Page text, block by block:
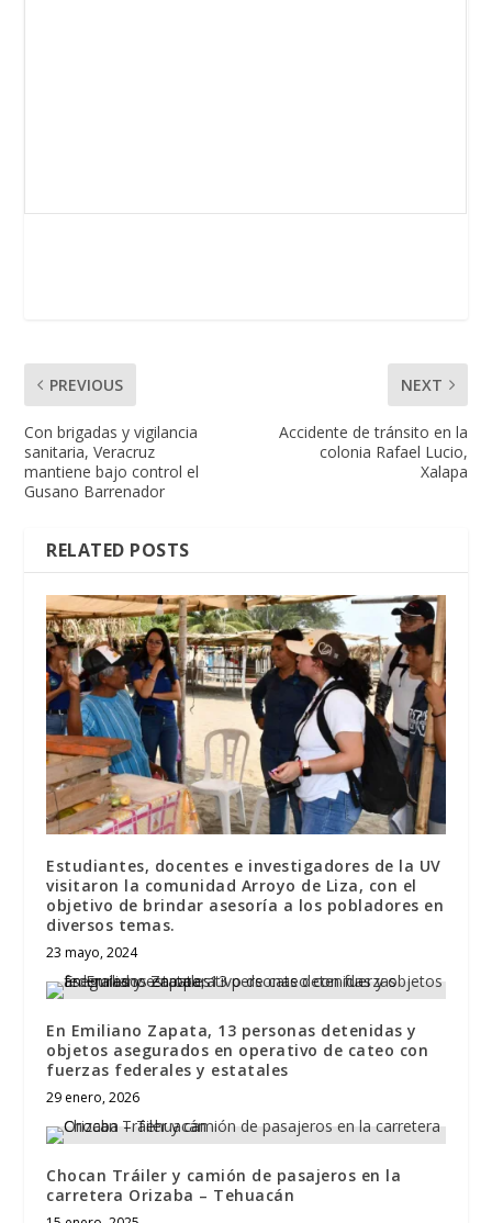
PREVIOUS
Con brigadas y vigilancia
sanitaria, Veracruz
mantiene bajo control el
Gusano Barrenador
NEXT
Accidente de tránsito en la
colonia Rafael Lucio,
Xalapa
RELATED POSTS
Estudiantes, docentes e investigadores de la UV
visitaron la comunidad Arroyo de Liza, con el
objetivo de brindar asesoría a los pobladores en
diversos temas.
23 mayo, 2024
En Emiliano Zapata, 13 personas detenidas y
objetos asegurados en operativo de cateo con
fuerzas federales y estatales
29 enero, 2026
Chocan Tráiler y camión de pasajeros en la
carretera Orizaba – Tehuacán